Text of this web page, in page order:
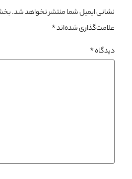
نشانی ایمیل شما منتشر نخواهد شد.
علامت‌گذاری شده‌اند*
دیدگاه*